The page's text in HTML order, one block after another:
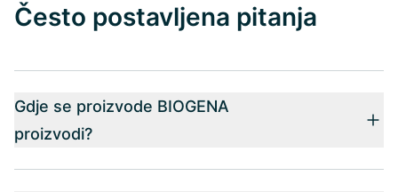
Često postavljena pitanja
Gdje se proizvode BIOGENA
proizvodi?